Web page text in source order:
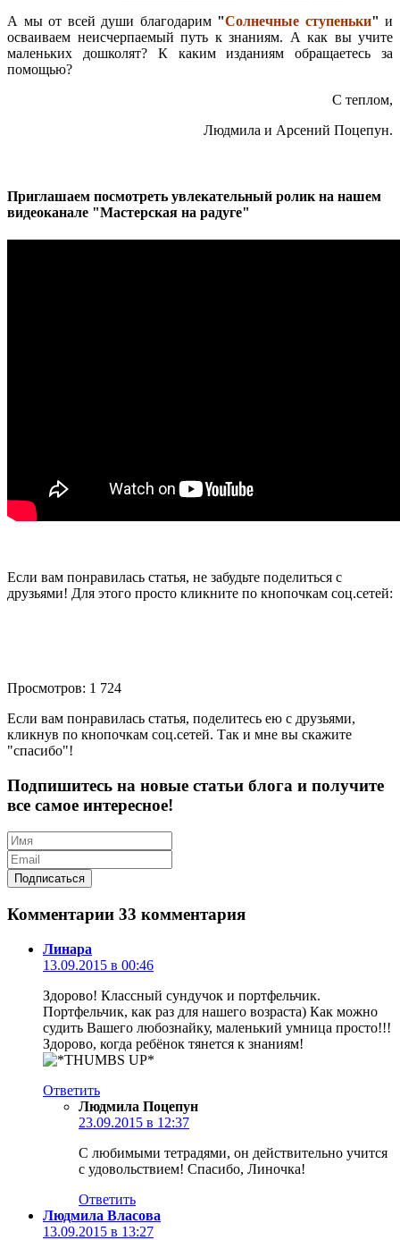
А мы от всей души благодарим "Солнечные ступеньки" и
осваиваем неисчерпаемый путь к знаниям. А как вы учите
маленьких дошколят? К каким изданиям обращаетесь за
помощью?
С теплом,
Людмила и Арсений Поцепун.
Приглашаем посмотреть увлекательный ролик на нашем
видеоканале "Мастерская на радуге"
Если вам понравилась статья, не забудьте поделиться с
друзьями! Для этого просто кликните по кнопочкам соц.сетей:
Просмотров: 1 724
Если вам понравилась статья, поделитесь ею с друзьями,
кликнув по кнопочкам соц.сетей. Так и мне вы скажите
"спасибо"!
Подпишитесь на новые статьи блога и получите
все самое интересное!
Комментарии 33 комментария
Линара
13.09.2015 в 00:46
Здорово! Классный сундучок и портфельчик.
Портфельчик, как раз для нашего возраста) Как можно
судить Вашего любознайку, маленький умница просто!!!
Здорово, когда ребёнок тянется к знаниям!
Ответить
Людмила Поцепун
23.09.2015 в 12:37
С любимыми тетрадями, он действительно учится
с удовольствием! Спасибо, Линочка!
Ответить
Людмила Власова
13.09.2015 в 13:27